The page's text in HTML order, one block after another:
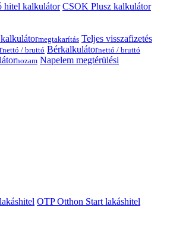
hitel kalkulátor CSOK Plusz kalkulátor
megtakarítás Teljes visszafizetés
nettó / bruttó Bérkalkulátornettó / bruttó
hozam Napelem megtérülési
OTP Otthon Start lakáshitel